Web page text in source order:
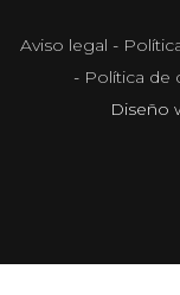
Aviso legal -
- Política de
Diseño